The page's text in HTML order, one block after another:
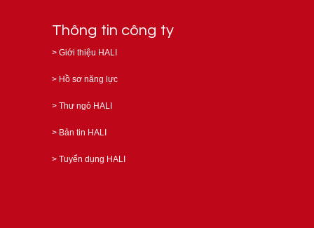
Thông tin công ty
> Giới thiệu HALI
> Hồ sơ năng lực
> Thư ngỏ HALI
> Bản tin HALI
> Tuyển dụng HALI